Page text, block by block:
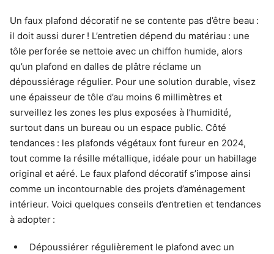
Un faux plafond décoratif ne se contente pas d’être beau :
il doit aussi durer ! L’entretien dépend du matériau : une
tôle perforée se nettoie avec un chiffon humide, alors
qu’un plafond en dalles de plâtre réclame un
dépoussiérage régulier. Pour une solution durable, visez
une épaisseur de tôle d’au moins 6 millimètres et
surveillez les zones les plus exposées à l’humidité,
surtout dans un bureau ou un espace public. Côté
tendances : les plafonds végétaux font fureur en 2024,
tout comme la résille métallique, idéale pour un habillage
original et aéré. Le faux plafond décoratif s’impose ainsi
comme un incontournable des projets d’aménagement
intérieur. Voici quelques conseils d’entretien et tendances
à adopter :
Dépoussiérer régulièrement le plafond avec un